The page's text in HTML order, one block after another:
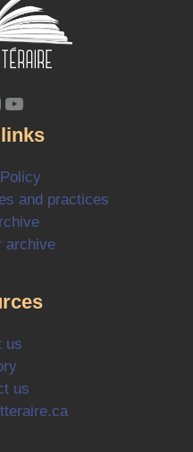
YouTube
and practices
archive
us
us